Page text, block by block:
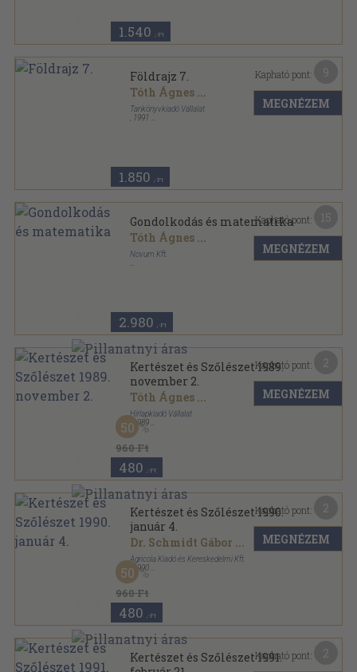
1.540 ,-Ft
Földrajz 7.
Tóth Ágnes ...
Tankönyvkiadó Vállalat
1991
1.850 ,-Ft
Kapható pont:
MEGNÉZEM
Gondolkodás és matematika
Tóth Ágnes ...
Novum Kft.
2.980 ,-Ft
Kapható pont:
MEGNÉZEM
Kertészet és Szőlészet 1989.
november 2.
Tóth Ágnes ...
Hírlapkiadó Vállalat
, 1989
Tűzött kötés
Kertészet és Szőlészet sorozat
960 Ft
50
480 ,-Ft
Kapható pont:
MEGNÉZEM
Kertészet és Szőlészet 1990.
január 4.
Dr. Schmidt Gábor ...
Agricola Kiadó és Kereskedelmi Kft.
, 1990
Tűzött kötés
Kertészet és Szőlészet sorozat
960 Ft
50
480 ,-Ft
Kapható pont:
MEGNÉZEM
Kertészet és Szőlészet 1991.Kapható pont: